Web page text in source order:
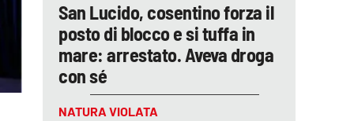
San Lucido, cosentino forza il
posto di blocco e si tuffa in
mare: arrestato. Aveva droga
con sé
NATURA VIOLATA